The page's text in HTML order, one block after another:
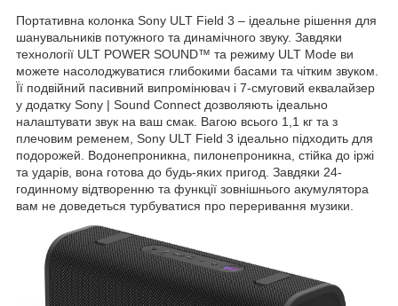
Портативна колонка Sony ULT Field 3 – ідеальне рішення для
шанувальників потужного та динамічного звуку. Завдяки
технології ULT POWER SOUND™ та режиму ULT Mode ви
можете насолоджуватися глибокими басами та чітким звуком.
Її подвійний пасивний випромінювач і 7-смуговий еквалайзер
у додатку Sony | Sound Connect дозволяють ідеально
налаштувати звук на ваш смак. Вагою всього 1,1 кг та з
плечовим ременем, Sony ULT Field 3 ідеально підходить для
подорожей. Водонепроникна, пилонепроникна, стійка до іржі
та ударів, вона готова до будь-яких пригод. Завдяки 24-
годинному відтворенню та функції зовнішнього акумулятора
вам не доведеться турбуватися про переривання музики.